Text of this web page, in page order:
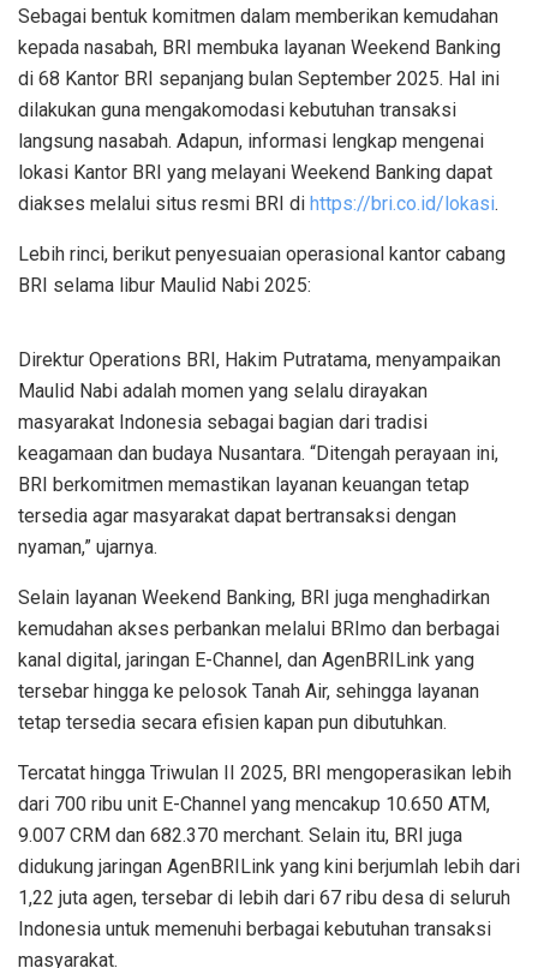
Sebagai bentuk komitmen dalam memberikan kemudahan
kepada nasabah, BRI membuka layanan Weekend Banking
di 68 Kantor BRI sepanjang bulan September 2025. Hal ini
dilakukan guna mengakomodasi kebutuhan transaksi
langsung nasabah. Adapun, informasi lengkap mengenai
lokasi Kantor BRI yang melayani Weekend Banking dapat
diakses melalui situs resmi BRI di https://bri.co.id/lokasi.
Lebih rinci, berikut penyesuaian operasional kantor cabang
BRI selama libur Maulid Nabi 2025:
Direktur Operations BRI, Hakim Putratama, menyampaikan
Maulid Nabi adalah momen yang selalu dirayakan
masyarakat Indonesia sebagai bagian dari tradisi
keagamaan dan budaya Nusantara. “Ditengah perayaan ini,
BRI berkomitmen memastikan layanan keuangan tetap
tersedia agar masyarakat dapat bertransaksi dengan
nyaman,” ujarnya.
Selain layanan Weekend Banking, BRI juga menghadirkan
kemudahan akses perbankan melalui BRImo dan berbagai
kanal digital, jaringan E-Channel, dan AgenBRILink yang
tersebar hingga ke pelosok Tanah Air, sehingga layanan
tetap tersedia secara efisien kapan pun dibutuhkan.
Tercatat hingga Triwulan II 2025, BRI mengoperasikan lebih
dari 700 ribu unit E-Channel yang mencakup 10.650 ATM,
9.007 CRM dan 682.370 merchant. Selain itu, BRI juga
didukung jaringan AgenBRILink yang kini berjumlah lebih dari
1,22 juta agen, tersebar di lebih dari 67 ribu desa di seluruh
Indonesia untuk memenuhi berbagai kebutuhan transaksi
masyarakat.